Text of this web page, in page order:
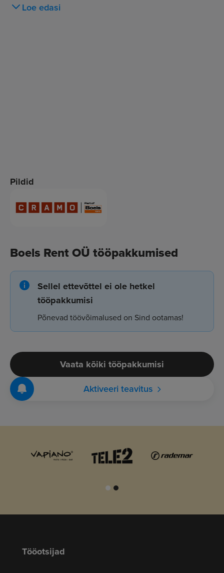
Loe edasi
Pildid
Boels Rent OÜ tööpakkumised
Sellel ettevõttel ei ole hetkel
tööpakkumisi
Põnevad töövõimalused on Sind ootamas!
Vaata kõiki tööpakkumisi
Aktiveeri teavitus
Tööotsijad